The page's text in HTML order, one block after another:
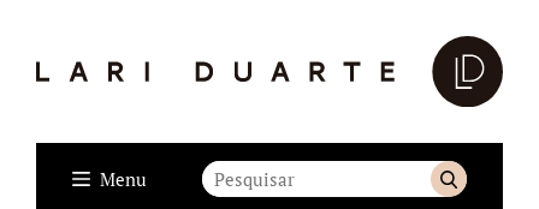
Menu